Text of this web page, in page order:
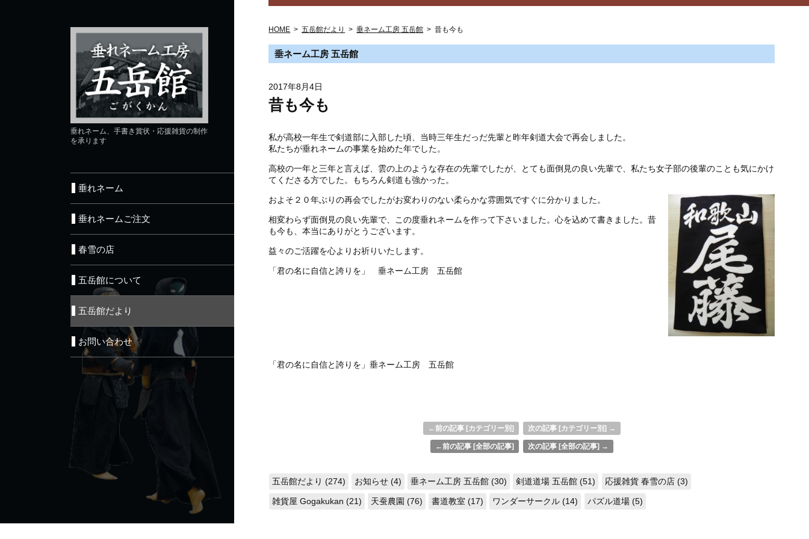
垂れネーム、手書き賞状・応援雑貨の制作
を承ります
垂れネーム
垂れネームご注文
春雪の店
五岳館について
五岳館だより
お問い合わせ
HOME >五岳館だより >垂ネーム工房 五岳館 >昔も今も
垂ネーム工房 五岳館
2017年8月4日
昔も今も
私が高校一年生で剣道部に入部した頃、当時三年生だっだ先輩と昨年剣道大会で再会しました。
私たちが垂れネームの事業を始めた年でした。
高校の一年と三年と言えば、雲の上のような存在の先輩でしたが、とても面倒見の良い先輩で、私たち女子部の後輩のことも気にかけ
てくださる方でした。もちろん剣道も強かった。
およそ２０年ぶりの再会でしたがお変わりのない柔らかな雰囲気ですぐに分かりました。
相変わらず面倒見の良い先輩で、この度垂れネームを作って下さいました。心を込めて書きました。昔
も今も、本当にありがとうございます。
益々のご活躍を心よりお祈りいたします。
「君の名に自信と誇りを」 垂ネーム工房 五岳館
「君の名に自信と誇りを」垂ネーム工房 五岳館
←前の記事 [カテゴリー別] 次の記事 [カテゴリー別] →
←前の記事 [全部の記事] 次の記事 [全部の記事] →
五岳館だより (274) お知らせ (4) 垂ネーム工房 五岳館 (30) 剣道道場 五岳館 (51) 応援雑貨 春雪の店 (3)
雑貨屋 Gogakukan (21) 天蚕農園 (76) 書道教室 (17) ワンダーサークル (14) パズル道場 (5)